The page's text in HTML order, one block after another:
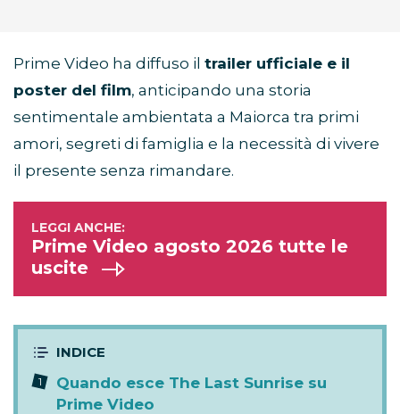
Prime Video ha diffuso il trailer ufficiale e il
poster del film, anticipando una storia
sentimentale ambientata a Maiorca tra primi
amori, segreti di famiglia e la necessità di vivere
il presente senza rimandare.
Prime Video agosto 2026 tutte le
uscite
Quando esce The Last Sunrise su
Prime Video